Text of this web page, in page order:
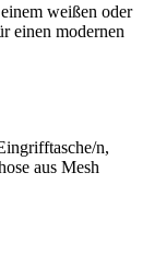
weißen oder
einen modernen
n,
aus Mesh